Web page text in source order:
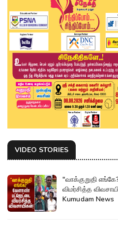
VIDEO STORIES
"வாக்குறுதி
விமர்சித்த
Kumudam News